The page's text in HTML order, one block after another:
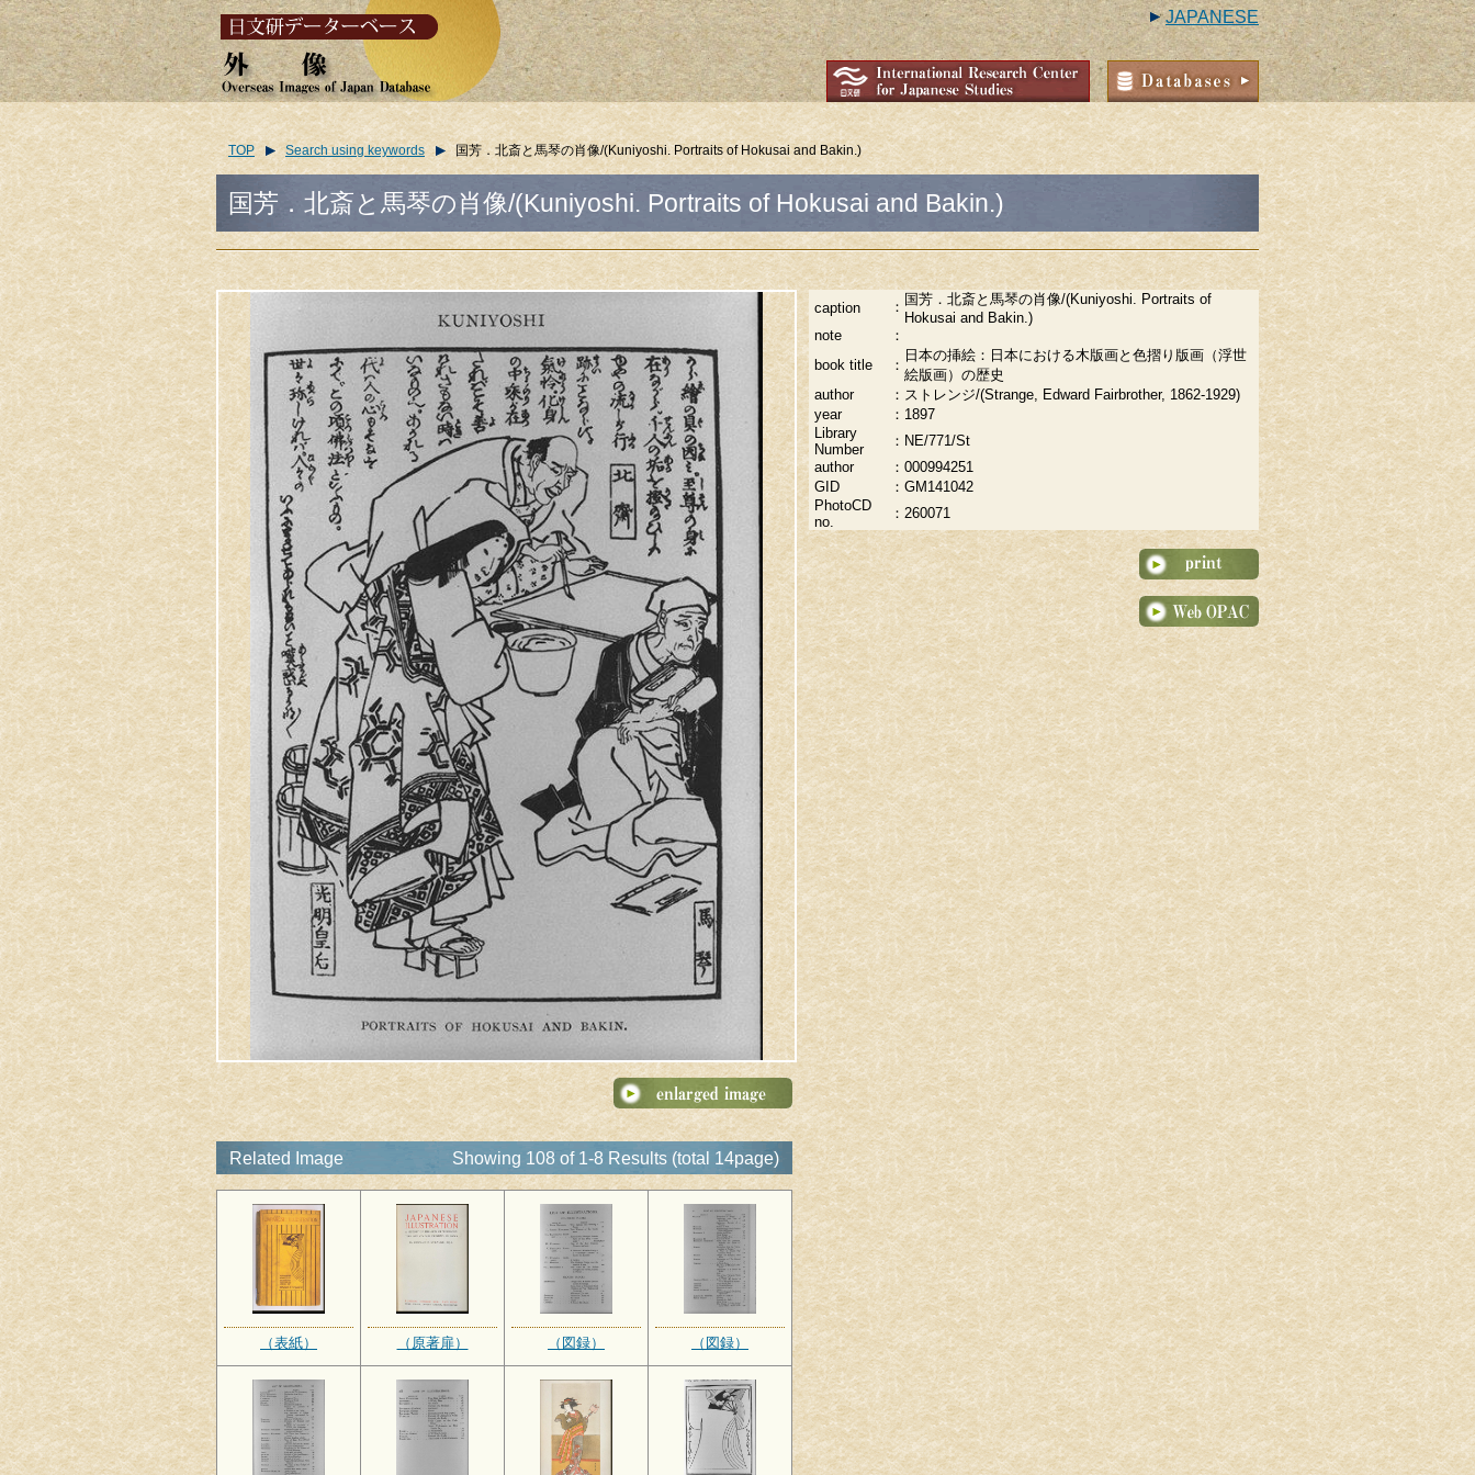
JAPANESE
TOP Search using keywords 国芳．北斎と馬琴の肖像/(Kuniyoshi. Portraits of Hokusai and Bakin.)
国芳．北斎と馬琴の肖像/(Kuniyoshi. Portraits of Hokusai and Bakin.)
Related Image Showing 108 of 1-8 Results (total 14page)
（表紙） （原著扉） （図録） （図録）
caption ： 国芳．北斎と馬琴の肖像/(Kuniyoshi. Portraits of
Hokusai and Bakin.)
note
：
book title
：
日本の挿絵：日本における木版画と色摺り版画（浮世
絵版画）の歴史
author
： ストレンジ/(Strange, Edward Fairbrother, 1862-1929)
year
： 1897
Library
Number
： NE/771/St
author
： 000994251
GID
： GM141042
PhotoCD
no.
： 260071